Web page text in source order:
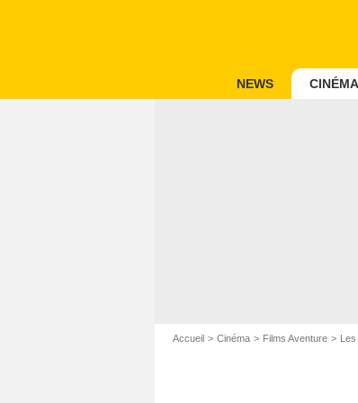
NEWS CINÉMA
Accueil Cinéma Films Aventure